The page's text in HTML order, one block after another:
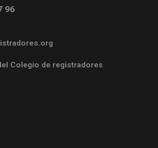
96
Colegio de registradores